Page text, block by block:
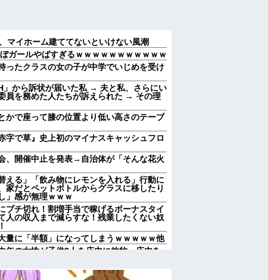
マイホーム建ててないといけない風潮
ガールやばすぎるｗｗｗｗｗｗｗｗｗｗｗ
ったクラスの女の子が中学でいじめを受け
」から訴状が届いた私 → 夫と私、さらにい
員を務めた人たちが訴えられた → その理
かで座って膝の位置より低い高さのテーブ
字で草』史上初のマイナスキャッシュフロ
、開催中止を発表→自治体が「そんな花火
える」「飲み物にレモンを入れる」行動に
だとペットボトルからグラスに移したり
」感が無理ｗｗｗ
ブチ切れ！割増手当で稼げるボーナスタイ
人の収入まで減らすな！残業したくない奴
量に「半額」になってしまうｗｗｗｗｗ他
年の女性が子供3人を店内に放牧。店内を